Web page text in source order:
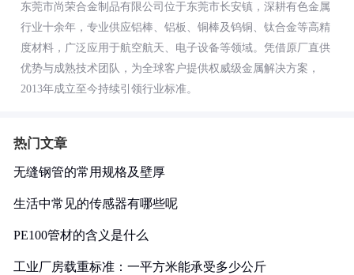
东莞市尚荣合金制品有限公司位于东莞市长安镇，深耕有色金属
行业十余年，专业供应铝棒、铝板、铜棒及钨铜、钛合金等高精
度材料，广泛应用于航空航天、电子设备等领域。凭借原厂直供
优势与成熟技术团队，为全球客户提供权威级金属解决方案，
2013年成立至今持续引领行业标准。
热门文章
无缝钢管的常用规格及壁厚
生活中常见的传感器有哪些呢
PE100管材的含义是什么
工业厂房载重标准：一平方米能承受多少公斤